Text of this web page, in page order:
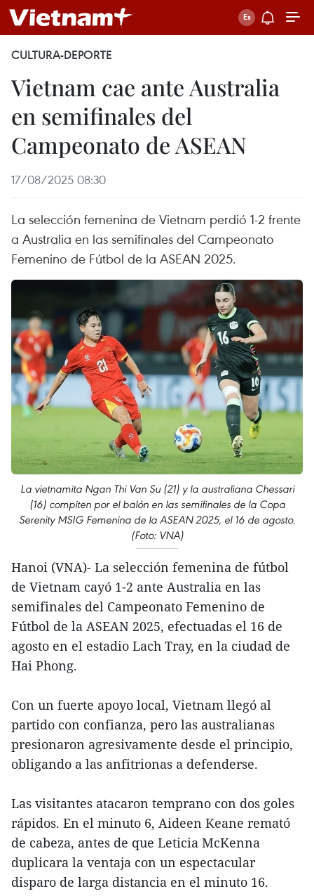
CULTURA-DEPORTE
Vietnam cae ante Australia
en semifinales del
Campeonato de ASEAN
17/08/2025 08:30
La selección femenina de Vietnam perdió 1-2 frente
a Australia en las semifinales del Campeonato
Femenino de Fútbol de la ASEAN 2025.
La vietnamita Ngan Thi Van Su (21) y la australiana Chessari
(16) compiten por el balón en las semifinales de la Copa
Serenity MSIG Femenina de la ASEAN 2025, el 16 de agosto.
(Foto: VNA)
Hanoi (VNA)- La selección femenina de fútbol
de Vietnam cayó 1-2 ante Australia en las
semifinales del Campeonato Femenino de
Fútbol de la ASEAN 2025, efectuadas el 16 de
agosto en el estadio Lach Tray, en la ciudad de
Hai Phong.
Con un fuerte apoyo local, Vietnam llegó al
partido con confianza, pero las australianas
presionaron agresivamente desde el principio,
obligando a las anfitrionas a defenderse.
Las visitantes atacaron temprano con dos goles
rápidos. En el minuto 6, Aideen Keane remató
de cabeza, antes de que Leticia McKenna
duplicara la ventaja con un espectacular
disparo de larga distancia en el minuto 16.